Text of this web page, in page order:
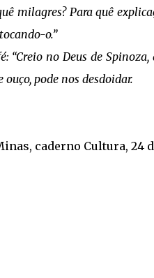
milagres? Para quê
o.”
“Creio no Deus de
ouço, pode nos desdoidar.
caderno Cultura, 24